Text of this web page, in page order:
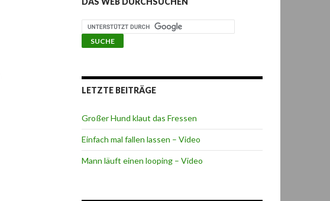
LETZTE BEITRÄGE
Großer Hund klaut das Fressen
Einfach mal fallen lassen – Video
Mann läuft einen looping – Video